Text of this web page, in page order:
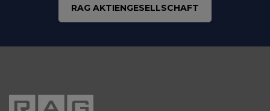
RAG AKTIENGESELLSCHAFT